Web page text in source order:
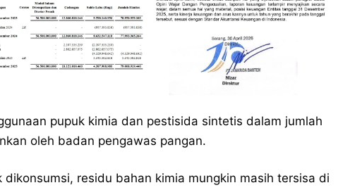
pupuk kimia dan pestisida sintetis dalam jumlah
oleh badan pengawas pangan.
residu bahan kimia mungkin masih tersisa di